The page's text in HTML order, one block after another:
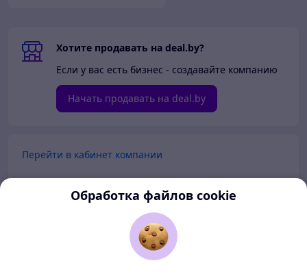
Хотите продавать на deal.by?
Если у вас есть бизнес - создавайте компанию
Начать продавать на deal.by
Перейти в кабинет компании
Перейти в личный кабинет
Обработка файлов cookie